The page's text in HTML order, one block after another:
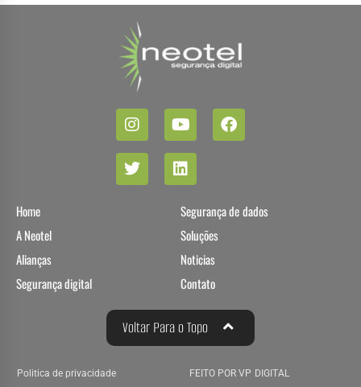
Home
A Neotel
Alianças
Segurança digital
Segurança de dados
Soluções
Noticias
Contato
Voltar Para o Topo
Politica de privacidade FEITO POR VP DIGITAL